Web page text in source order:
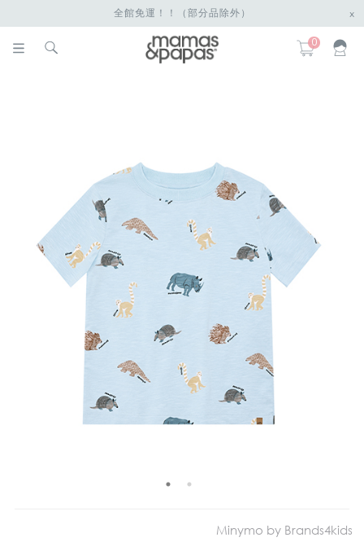
全館免運！！（部分品除外） x
0
Minymo by Brands4kids